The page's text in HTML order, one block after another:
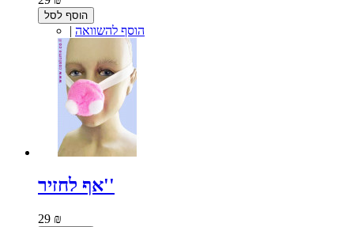
הוסף לסל
| הוסף להשוואה
אף לחזיר''
29 ₪